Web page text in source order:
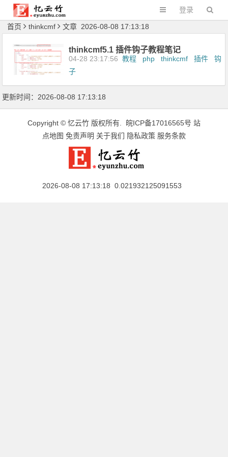
登录
首页 thinkcmf 文章 2026-08-08 17:13:18
thinkcmf5.1 插件钩子教程笔记
04-28 23:17:56 教程 php thinkcmf 插件
钩
子
更新时间：2026-08-08 17:13:18
Copyright © 忆云竹 版权所有. 皖ICP备17016565号 站
点地图 免责声明 关于我们 隐私政策 服务条款
2026-08-08 17:13:18 0.021932125091553